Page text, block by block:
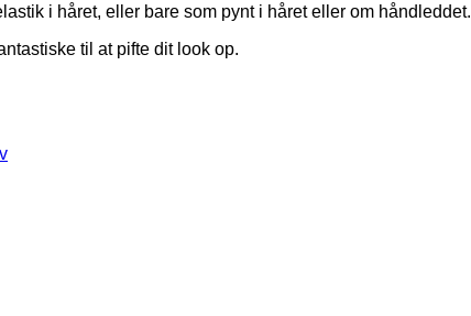
i håret, eller bare som pynt i håret eller om håndleddet.
til at pifte dit look op.